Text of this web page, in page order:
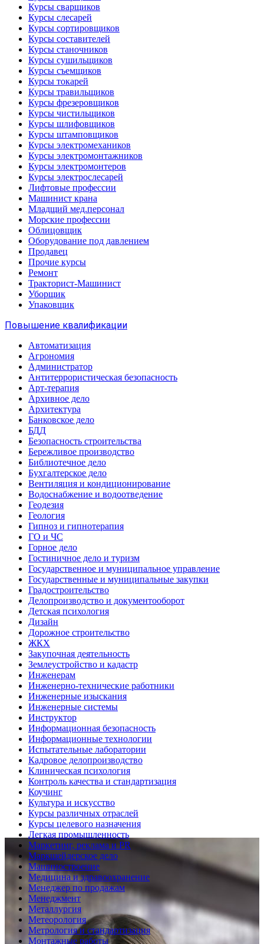
Курсы сварщиков
Курсы слесарей
Курсы сортировщиков
Курсы составителей
Курсы станочников
Курсы сушильщиков
Курсы съемщиков
Курсы токарей
Курсы травильщиков
Курсы фрезеровщиков
Курсы чистильщиков
Курсы шлифовщиков
Курсы штамповщиков
Курсы электромехаников
Курсы электромонтажников
Курсы электромонтеров
Курсы электрослесарей
Лифтовые профессии
Машинист крана
Младщий мед.персонал
Морские профессии
Облицовщик
Оборудование под давлением
Продавец
Прочие курсы
Ремонт
Тракторист-Машинист
Уборщик
Упаковщик
Повышение квалификации
Автоматизация
Агрономия
Администратор
Антитеррористическая безопасность
Арт-терапия
Архивное дело
Архитектура
Банковское дело
БДД
Безопасность строительства
Бережливое производство
Библиотечное дело
Бухгалтерское дело
Вентиляция и кондиционирование
Водоснабжение и водоотведение
Геодезия
Геология
Гипноз и гипнотерапия
ГО и ЧС
Горное дело
Гостиничное дело и туризм
Государственное и муниципальное управление
Государственные и муниципальные закупки
Градостроительство
Делопроизводство и документооборот
Детская психология
Дизайн
Дорожное строительство
ЖКХ
Закупочная деятельность
Землеустройство и кадастр
Инженерам
Инженерно-технические работники
Инженерные изыскания
Инженерные системы
Инструктор
Информационная безопасность
Информационные технологии
Испытательные лаборатории
Кадровое делопроизводство
Клиническая психология
Контроль качества и стандартизация
Коучинг
Культура и искусство
Курсы различных отраслей
Курсы целевого назначения
Легкая промышленность
Маркетинг, реклама и PR
Маркшейдерское дело
Машиностроение
Медицина и здравоохранение
Менеджер по продажам
Менеджмент
Металлургия
Метеорология
Метрология и стандартизация
Монтажные работы